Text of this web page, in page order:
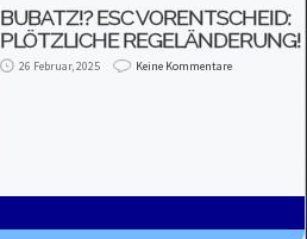
BUBATZ!? ESC VORENTSCHEID:
PLÖTZLICHE REGELÄNDERUNG!
26 Februar, 2025 Keine Kommentare